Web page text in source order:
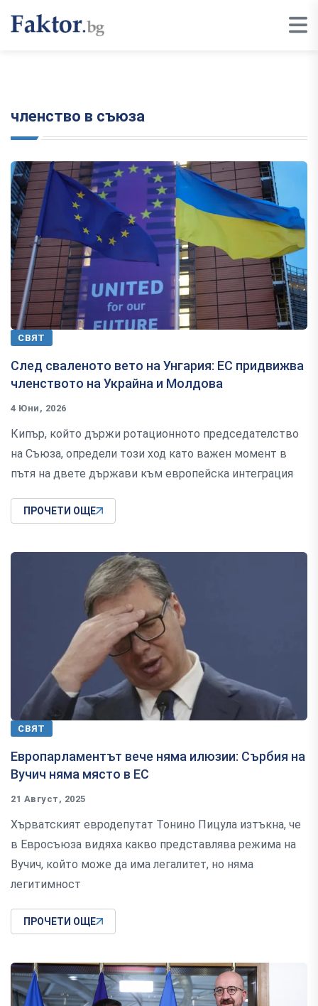
членство в съюза
СВЯТ
След сваленото вето на Унгария: ЕС придвижва
членството на Украйна и Молдова
4 Юни, 2026
Кипър, който държи ротационното председателство
на Съюза, определи този ход като важен момент в
пътя на двете държави към европейска интеграция
ПРОЧЕТИ ОЩЕ
СВЯТ
Европарламентът вече няма илюзии: Сърбия на
Вучич няма място в ЕС
21 Август, 2025
Хърватският евродепутат Тонино Пицула изтъкна, че
в Евросъюза видяха какво представлява режима на
Вучич, който може да има легалитет, но няма
легитимност
ПРОЧЕТИ ОЩЕ